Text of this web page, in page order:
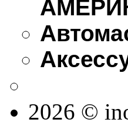
2026 ©